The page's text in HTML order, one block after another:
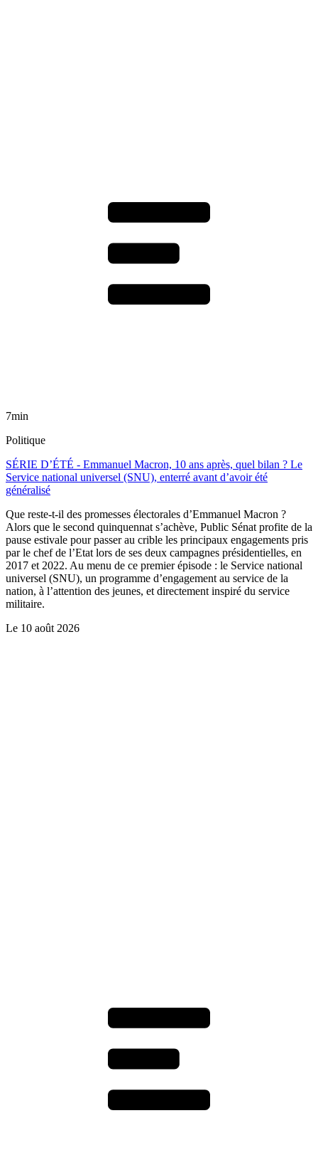
7min
Politique
SÉRIE D’ÉTÉ - Emmanuel Macron, 10 ans après, quel bilan ? Le
Service national universel (SNU), enterré avant d’avoir été
généralisé
Que reste-t-il des promesses électorales d’Emmanuel Macron ?
Alors que le second quinquennat s’achève, Public Sénat profite de la
pause estivale pour passer au crible les principaux engagements pris
par le chef de l’Etat lors de ses deux campagnes présidentielles, en
2017 et 2022. Au menu de ce premier épisode : le Service national
universel (SNU), un programme d’engagement au service de la
nation, à l’attention des jeunes, et directement inspiré du service
militaire.
Le 10 août 2026